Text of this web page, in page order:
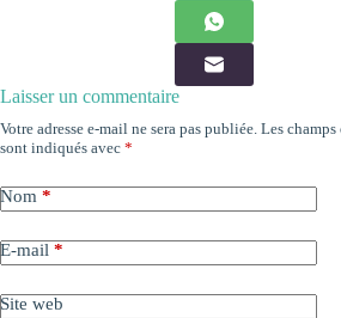
Laisser un commentaire
Votre adresse e-mail ne sera pas publiée. Les
sont indiqués avec *
Nom *
E-mail *
Site web